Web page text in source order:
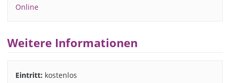
Online
Weitere Informationen
Eintritt: kostenlos